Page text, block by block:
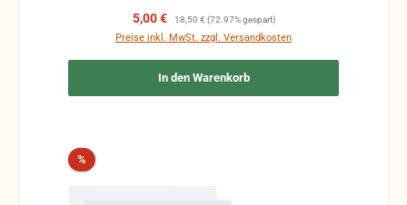
Verkaufspreis:
5,00 € Regulärer Preis:
18,50 € (72.97% gespart)
Preise inkl. MwSt. zzgl. Versandkosten
In den Warenkorb
%Rabatt